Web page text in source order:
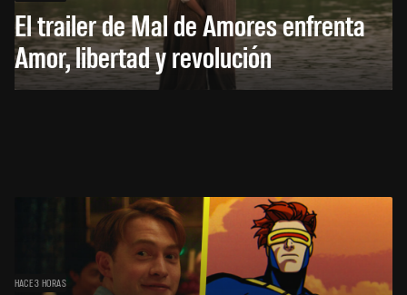
El trailer de Mal de Amores enfrenta
Amor, libertad y revolución
HACE 3 HORAS